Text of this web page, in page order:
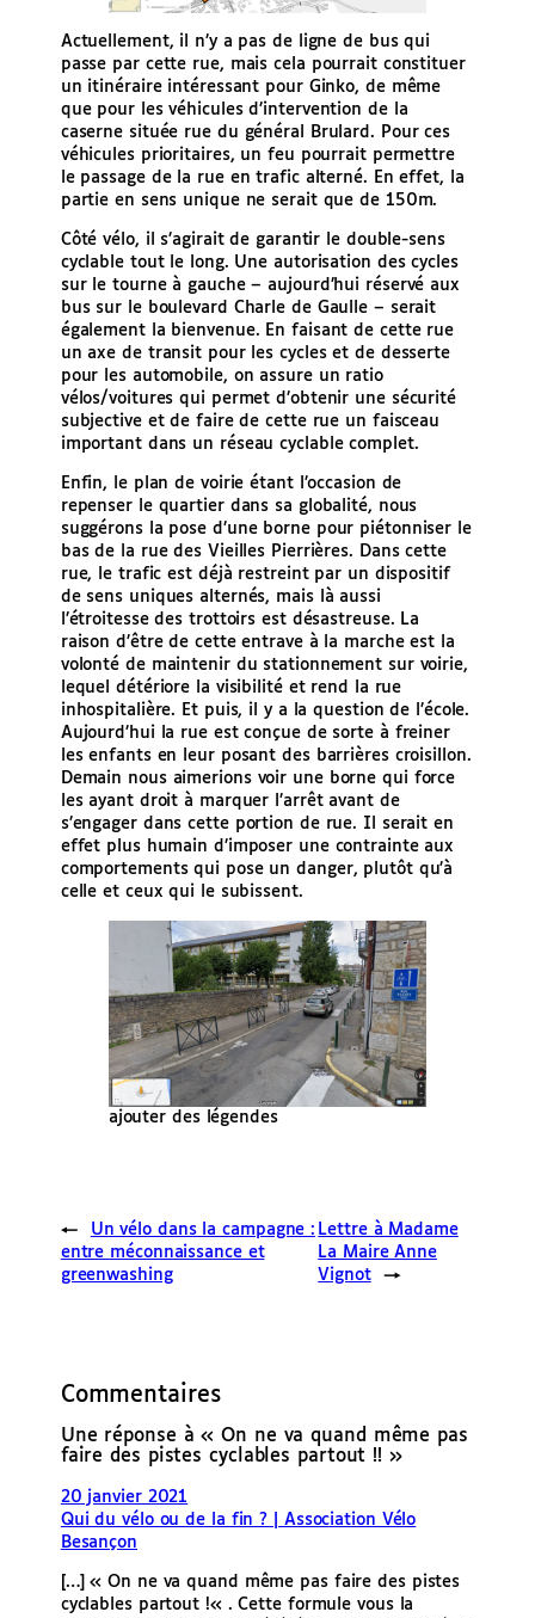
Actuellement, il n’y a pas de ligne de bus qui
passe par cette rue, mais cela pourrait constituer
un itinéraire intéressant pour Ginko, de même
que pour les véhicules d’intervention de la
caserne située rue du général Brulard. Pour ces
véhicules prioritaires, un feu pourrait permettre
le passage de la rue en trafic alterné. En effet, la
partie en sens unique ne serait que de 150m.
Côté vélo, il s’agirait de garantir le double-sens
cyclable tout le long. Une autorisation des cycles
sur le tourne à gauche – aujourd’hui réservé aux
bus sur le boulevard Charle de Gaulle – serait
également la bienvenue. En faisant de cette rue
un axe de transit pour les cycles et de desserte
pour les automobile, on assure un ratio
vélos/voitures qui permet d’obtenir une sécurité
subjective et de faire de cette rue un faisceau
important dans un réseau cyclable complet.
Enfin, le plan de voirie étant l’occasion de
repenser le quartier dans sa globalité, nous
suggérons la pose d’une borne pour piétonniser le
bas de la rue des Vieilles Pierrières. Dans cette
rue, le trafic est déjà restreint par un dispositif
de sens uniques alternés, mais là aussi
l’étroitesse des trottoirs est désastreuse. La
raison d’être de cette entrave à la marche est la
volonté de maintenir du stationnement sur voirie,
lequel détériore la visibilité et rend la rue
inhospitalière. Et puis, il y a la question de l’école.
Aujourd’hui la rue est conçue de sorte à freiner
les enfants en leur posant des barrières croisillon.
Demain nous aimerions voir une borne qui force
les ayant droit à marquer l’arrêt avant de
s’engager dans cette portion de rue. Il serait en
effet plus humain d’imposer une contrainte aux
comportements qui pose un danger, plutôt qu’à
celle et ceux qui le subissent.
ajouter des légendes
←
Un vélo dans la campagne :
entre méconnaissance et
greenwashing
Lettre à Madame
La Maire Anne
Vignot
→
Commentaires
Une réponse à « On ne va quand même pas
faire des pistes cyclables partout !! »
20 janvier 2021
Qui du vélo ou de la fin ? | Association Vélo
Besançon
[…] « On ne va quand même pas faire des pistes
cyclables partout !« . Cette formule vous la